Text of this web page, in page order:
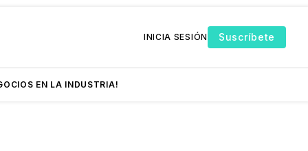
INICIA SESIÓN Suscríbete
EN LA INDUSTRIA!